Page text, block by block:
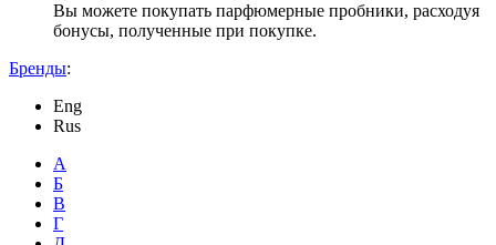
Вы можете покупать парфюмерные пробники, расходуя
бонусы, полученные при покупке.
Бренды:
Eng
Rus
А
Б
В
Г